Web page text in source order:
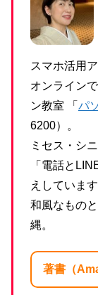
スマホ活用
オンライン
ン教室 「 パ
6200）。
ミセス・シ
「電話と
えしています
和風なもの
縄。
著書（